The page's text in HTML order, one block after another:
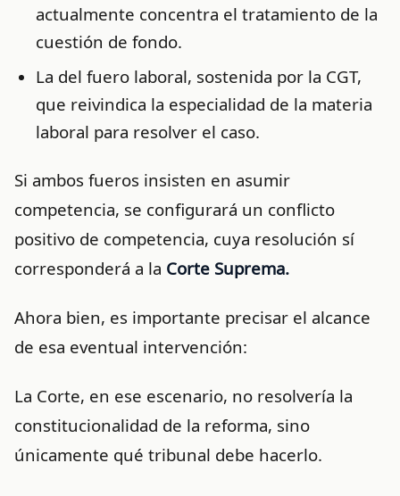
actualmente concentra el tratamiento de la
cuestión de fondo.
La del fuero laboral, sostenida por la CGT,
que reivindica la especialidad de la materia
laboral para resolver el caso.
Si ambos fueros insisten en asumir
competencia, se configurará un conflicto
positivo de competencia, cuya resolución sí
corresponderá a la Corte Suprema.
Ahora bien, es importante precisar el alcance
de esa eventual intervención:
La Corte, en ese escenario, no resolvería la
constitucionalidad de la reforma, sino
únicamente qué tribunal debe hacerlo.